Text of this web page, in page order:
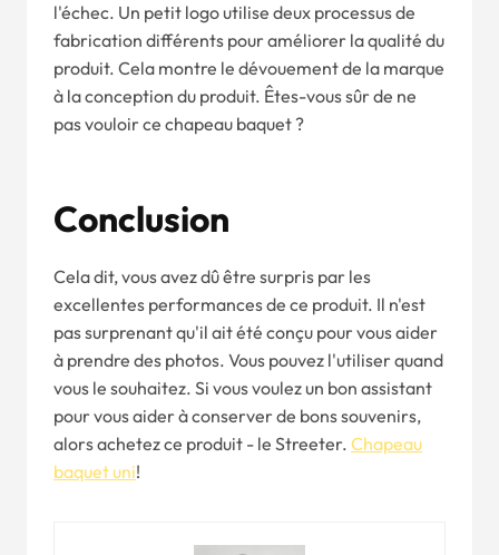
l'échec. Un petit logo utilise deux processus de
fabrication différents pour améliorer la qualité du
produit. Cela montre le dévouement de la marque
à la conception du produit. Êtes-vous sûr de ne
pas vouloir ce chapeau baquet ?
Conclusion
Cela dit, vous avez dû être surpris par les
excellentes performances de ce produit. Il n'est
pas surprenant qu'il ait été conçu pour vous aider
à prendre des photos. Vous pouvez l'utiliser quand
vous le souhaitez. Si vous voulez un bon assistant
pour vous aider à conserver de bons souvenirs,
alors achetez ce produit - le Streeter. Chapeau
baquet uni!